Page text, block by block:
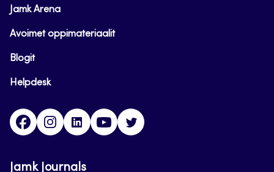
Jamk Arena
Avoimet oppimateriaalit
Blogit
Helpdesk
FacebookInstagram
LinkedInYoutube
Jamk Journals